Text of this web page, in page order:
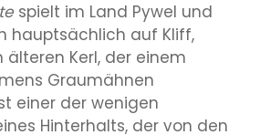
spielt im Land Pywel und
hauptsächlich auf Kliff,
Kerl, der einem
Graumähnen
einer der wenigen
Hinterhalts, der von den